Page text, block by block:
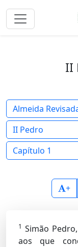
II
Almeida
II Pedro
Capítulo 1
+
1 Simão
aos que